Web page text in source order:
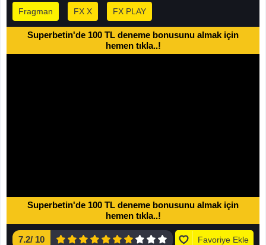
Fragman FX X FX PLAY
Superbetin'de 100 TL deneme bonusunu almak için
hemen tıkla..!
Superbetin'de 100 TL deneme bonusunu almak için
hemen tıkla..!
7.2/ 10 Favoriye Ekle